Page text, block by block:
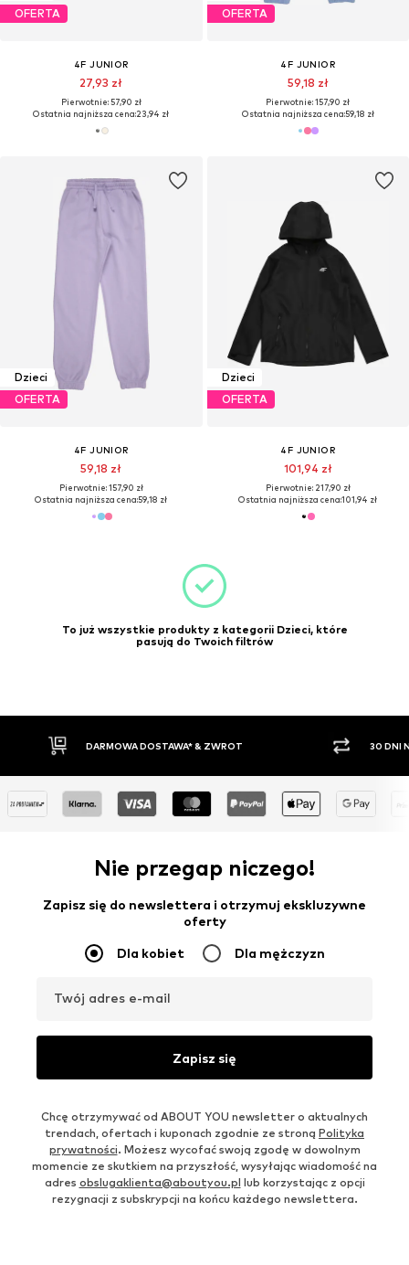
OFERTA
4F JUNIOR
27,93 zł
Pierwotnie: 57,90 zł
Ostatnia najniższa cena:23,94 zł
OFERTA
4F JUNIOR
59,18 zł
Pierwotnie: 157,90 zł
Ostatnia najniższa cena:59,18 zł
Dzieci
OFERTA
4F JUNIOR
59,18 zł
Pierwotnie: 157,90 zł
Ostatnia najniższa cena:59,18 zł
Dzieci
OFERTA
4F JUNIOR
101,94 zł
Pierwotnie: 217,90 zł
Ostatnia najniższa cena:101,94 zł
To już wszystkie produkty z kategorii Dzieci, które
pasują do Twoich filtrów
30 DNI NA ZWROT TOWARU
Nie przegap niczego!
Zapisz się do newslettera i otrzymuj ekskluzywne
oferty
Dla kobiet Dla mężczyzn
Twój adres e-mail
Zapisz się
Chcę otrzymywać od ABOUT YOU newsletter o aktualnych
trendach, ofertach i kuponach zgodnie ze stroną Polityka
prywatności. Możesz wycofać swoją zgodę w dowolnym
momencie ze skutkiem na przyszłość, wysyłając wiadomość na
adres obslugaklienta@aboutyou.pl lub korzystając z opcji
rezygnacji z subskrypcji na końcu każdego newslettera.